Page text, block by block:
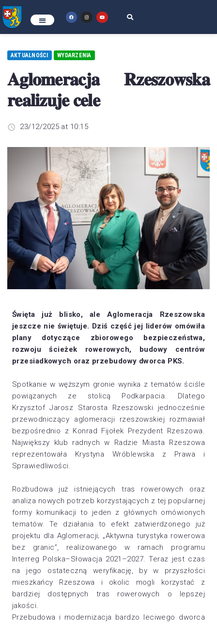
AKTUALNOŚCI WYDARZENIA
𝐀𝐠𝐥𝐨𝐦𝐞𝐫𝐚𝐜𝐣𝐚 𝐑𝐳𝐞𝐬𝐳𝐨𝐰𝐬𝐤𝐚
𝐫𝐞𝐚𝐥𝐢𝐳𝐮𝐣𝐞 𝐜𝐞𝐥𝐞
23/12/2025 at 10:15
Święta już blisko, ale Aglomeracja Rzeszowska
jeszcze nie świętuje. Dziś część jej liderów omówiła
plany dotyczące zbiorowego bezpieczeństwa,
rozwoju ścieżek rowerowych, budowy centrów
przesiadkowych oraz przebudowy dworca PKS.
Spotkanie w węższym gronie wynika z tematów ściśle
powiązanych ze stolicą Podkarpacia. Dlatego
Krzysztof Jarosz Starosta Rzeszowski jednocześnie
przewodniczący aglomeracji rzeszowskiej rozmawiał
bezpośrednio z Konrad Fijołek Prezydent Rzeszowa.
Największy klub radnych w Radzie Miasta Rzeszowa
reprezentowała Krystyna Wróblewska z Prawa i
Sprawiedliwości.
Rozbudowa już istniejących tras rowerowych oraz
analiza nowych potrzeb korzystających z tej popularnej
formy komunikacji to jeden z głównych omówionych
tematów. Te działania to efekt zatwierdzonego już
projektu dla Aglomeracji; „Aktywna turystyka rowerowa
bez granic”, realizowanego w ramach programu
Interreg Polska–Słowacja 2021–2027. Teraz jest czas
na jego ostateczną weryfikację, by w przyszłości
mieszkańcy Rzeszowa i okolic mogli korzystać z
bardziej dostępnych tras rowerowych o lepszej
jakości.
Przebudowa i modernizacja bardzo leciwego dworca